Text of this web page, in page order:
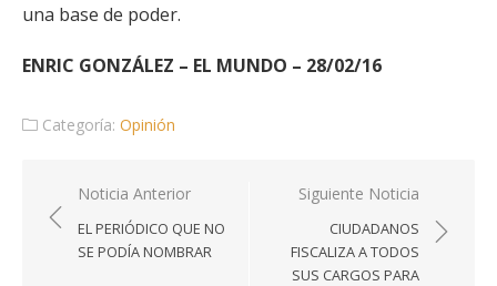
una base de poder.
ENRIC GONZÁLEZ – EL MUNDO – 28/02/16
Categoría: Opinión
Navegación
de
entradas
Noticia Anterior
EL PERIÓDICO QUE NO
SE PODÍA NOMBRAR
Siguiente Noticia
CIUDADANOS
FISCALIZA A TODOS
SUS CARGOS PARA